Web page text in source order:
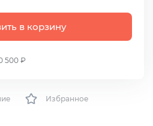
в корзину
500 ₽
Избранное